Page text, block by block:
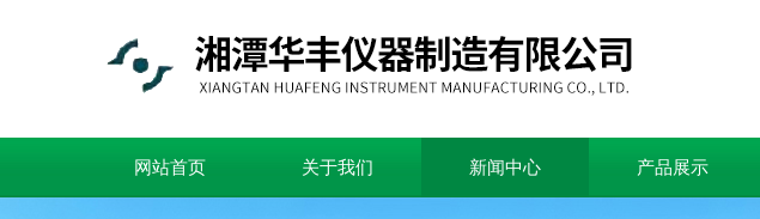
网站首页 关于我们 新闻中心 产品展示